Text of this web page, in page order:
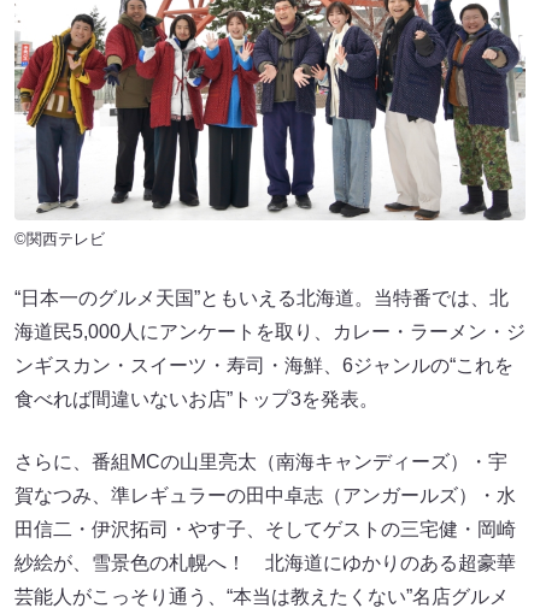
©関西テレビ
“日本一のグルメ天国”ともいえる北海道。当特番では、北
海道民5,000人にアンケートを取り、カレー・ラーメン・ジ
ンギスカン・スイーツ・寿司・海鮮、6ジャンルの“これを
食べれば間違いないお店”トップ3を発表。
さらに、番組MCの山里亮太（南海キャンディーズ）・宇
賀なつみ、準レギュラーの田中卓志（アンガールズ）・水
田信二・伊沢拓司・やす子、そしてゲストの三宅健・岡崎
紗絵が、雪景色の札幌へ！ 北海道にゆかりのある超豪華
芸能人がこっそり通う、“本当は教えたくない”名店グルメ